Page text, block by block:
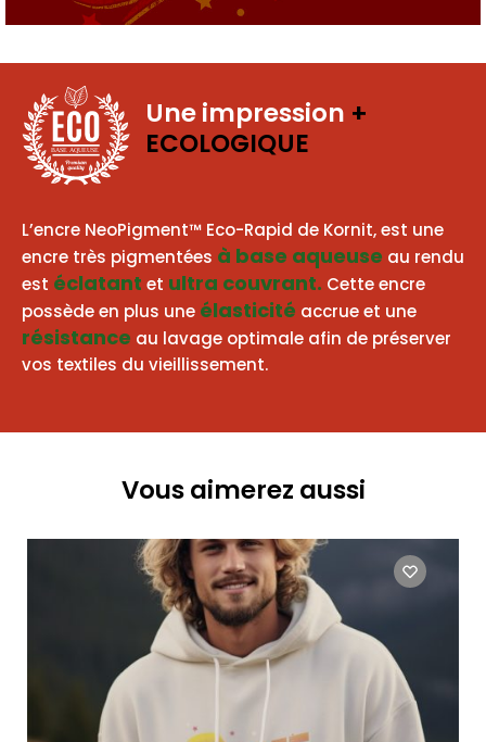
BASE AQUEUSE
Une impression +
ECOLOGIQUE
L’encre NeoPigment™ Eco-Rapid de Kornit, est une
encre très pigmentées à base aqueuse au rendu
est éclatant et ultra couvrant. Cette encre
possède en plus une élasticité accrue et une
résistance au lavage optimale afin de préserver
vos textiles du vieillissement.
Vous aimerez aussi